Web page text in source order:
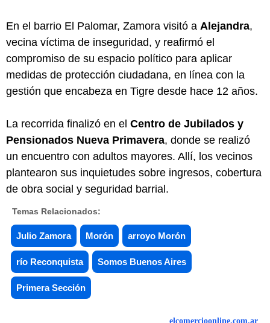
En el barrio El Palomar, Zamora visitó a Alejandra,
vecina víctima de inseguridad, y reafirmó el
compromiso de su espacio político para aplicar
medidas de protección ciudadana, en línea con la
gestión que encabeza en Tigre desde hace 12 años.
La recorrida finalizó en el Centro de Jubilados y
Pensionados Nueva Primavera, donde se realizó
un encuentro con adultos mayores. Allí, los vecinos
plantearon sus inquietudes sobre ingresos, cobertura
de obra social y seguridad barrial.
Temas Relacionados:
Julio Zamora Morón arroyo Morón
río Reconquista Somos Buenos Aires
Primera Sección
elcomercioonline.com.ar